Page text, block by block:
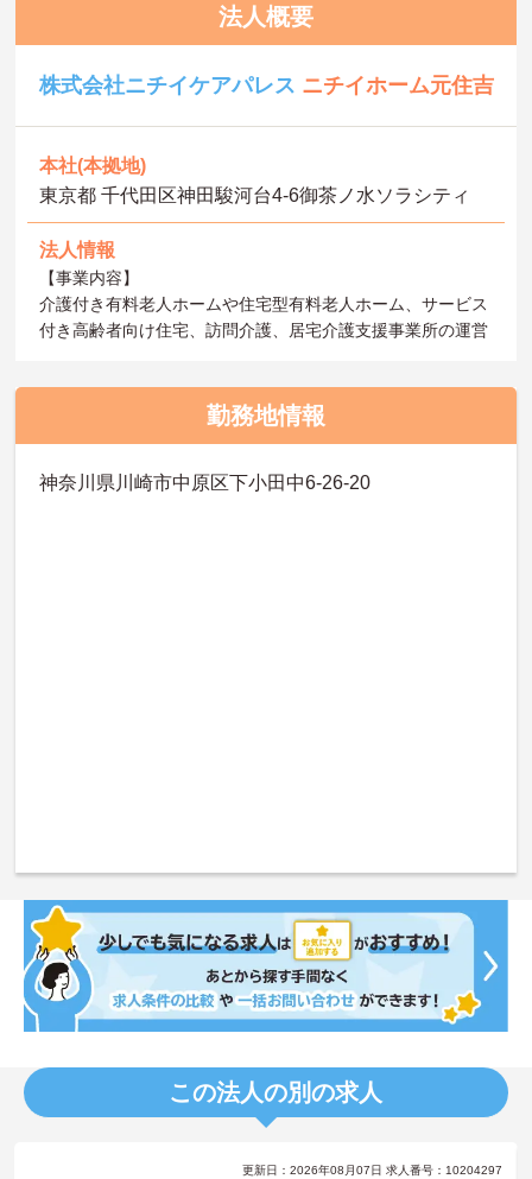
法人概要
株式会社ニチイケアパレス ニチイホーム元住吉
本社(本拠地)
東京都 千代田区神田駿河台4-6御茶ノ水ソラシティ
法人情報
【事業内容】
介護付き有料老人ホームや住宅型有料老人ホーム、サービス
付き高齢者向け住宅、訪問介護、居宅介護支援事業所の運営
勤務地情報
神奈川県川崎市中原区下小田中6-26-20
この法人の別の求人
更新日：2026年08月07日 求人番号：10204297